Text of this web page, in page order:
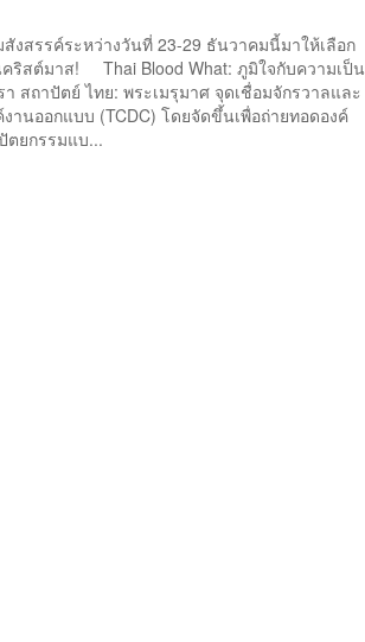
สังสรรค์ระหว่างวันที่ 23-29 ธันวาคมนี้มาให้เลือก
ริสต์มาส! Thai Blood What: ภูมิใจกับความเป็น
สถาปัตย์ ไทย: พระเมรุมาศ จุดเชื่อมจักรวาลและ
านออกแบบ (TCDC) โดยจัดขึ้นเพื่อถ่ายทอดองค์
ตยกรรมแบ...